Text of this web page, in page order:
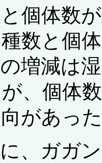
個体数
数と個
増減は
、個体
があっ
、ガガ